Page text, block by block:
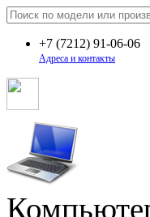
+7 (7212) 91-06-06
Адреса и контакты